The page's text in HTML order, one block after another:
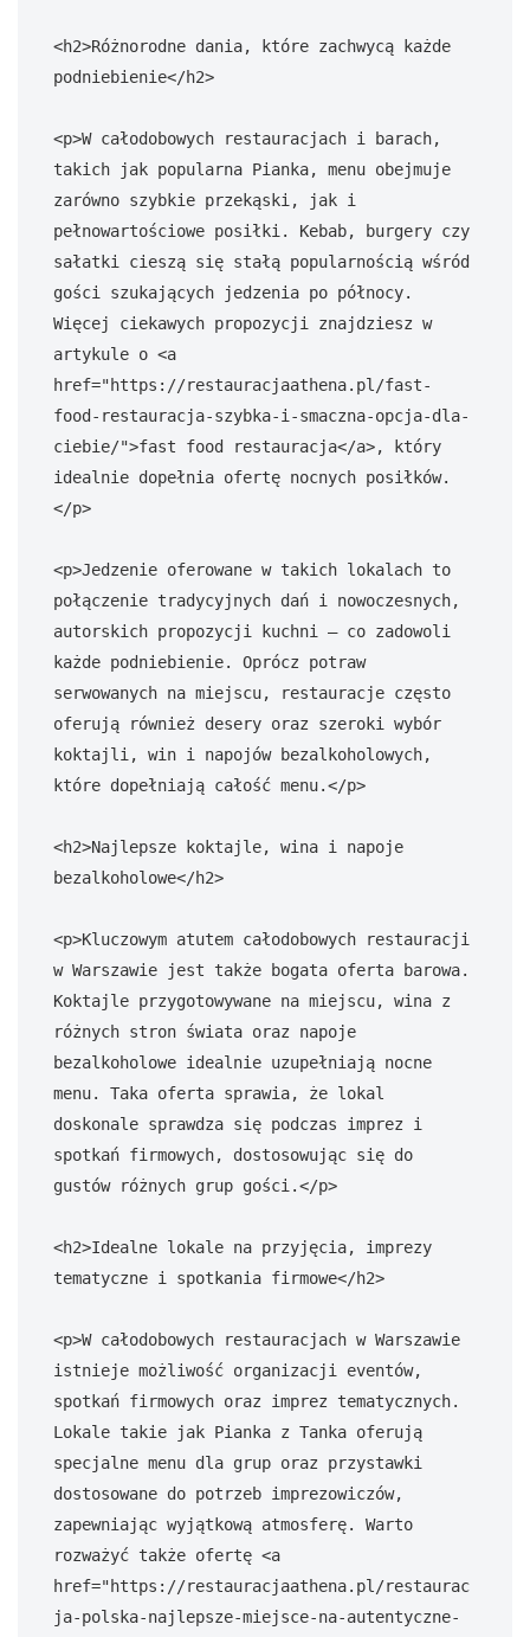
<h2>Różnorodne dania, które zachwycą każde
podniebienie</h2>
<p>W całodobowych restauracjach i barach,
takich jak popularna Pianka, menu obejmuje
zarówno szybkie przekąski, jak i
pełnowartościowe posiłki. Kebab, burgery czy
sałatki cieszą się stałą popularnością wśród
gości szukających jedzenia po północy.
Więcej ciekawych propozycji znajdziesz w
artykule o <a
href="https://restauracjaathena.pl/fast-
food-restauracja-szybka-i-smaczna-opcja-dla-
ciebie/">fast food restauracja</a>, który
idealnie dopełnia ofertę nocnych posiłków.
</p>
<p>Jedzenie oferowane w takich lokalach to
połączenie tradycyjnych dań i nowoczesnych,
autorskich propozycji kuchni – co zadowoli
każde podniebienie. Oprócz potraw
serwowanych na miejscu, restauracje często
oferują również desery oraz szeroki wybór
koktajli, win i napojów bezalkoholowych,
które dopełniają całość menu.</p>
<h2>Najlepsze koktajle, wina i napoje
bezalkoholowe</h2>
<p>Kluczowym atutem całodobowych restauracji
w Warszawie jest także bogata oferta barowa.
Koktajle przygotowywane na miejscu, wina z
różnych stron świata oraz napoje
bezalkoholowe idealnie uzupełniają nocne
menu. Taka oferta sprawia, że lokal
doskonale sprawdza się podczas imprez i
spotkań firmowych, dostosowując się do
gustów różnych grup gości.</p>
<h2>Idealne lokale na przyjęcia, imprezy
tematyczne i spotkania firmowe</h2>
<p>W całodobowych restauracjach w Warszawie
istnieje możliwość organizacji eventów,
spotkań firmowych oraz imprez tematycznych.
Lokale takie jak Pianka z Tanka oferują
specjalne menu dla grup oraz przystawki
dostosowane do potrzeb imprezowiczów,
zapewniając wyjątkową atmosferę. Warto
rozważyć także ofertę <a
href="https://restauracjaathena.pl/restaurac
ja-polska-najlepsze-miejsce-na-autentyczne-